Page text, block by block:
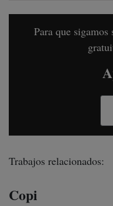
Para que
Trabajos relacionados:
Copi